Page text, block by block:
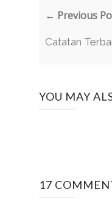
← Previous
Catatan
YOU MAY
17